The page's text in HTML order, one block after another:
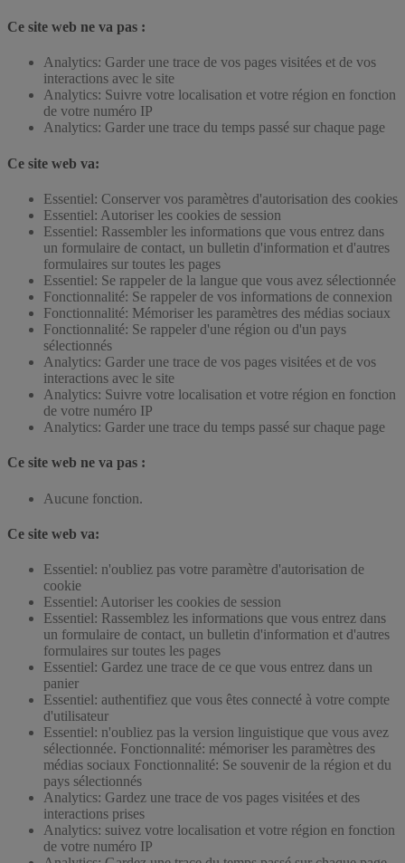
Ce site web ne va pas :
Analytics: Garder une trace de vos pages visitées et de vos
interactions avec le site
Analytics: Suivre votre localisation et votre région en fonction
de votre numéro IP
Analytics: Garder une trace du temps passé sur chaque page
Ce site web va:
Essentiel: Conserver vos paramètres d'autorisation des cookies
Essentiel: Autoriser les cookies de session
Essentiel: Rassembler les informations que vous entrez dans
un formulaire de contact, un bulletin d'information et d'autres
formulaires sur toutes les pages
Essentiel: Se rappeler de la langue que vous avez sélectionnée
Fonctionnalité: Se rappeler de vos informations de connexion
Fonctionnalité: Mémoriser les paramètres des médias sociaux
Fonctionnalité: Se rappeler d'une région ou d'un pays
sélectionnés
Analytics: Garder une trace de vos pages visitées et de vos
interactions avec le site
Analytics: Suivre votre localisation et votre région en fonction
de votre numéro IP
Analytics: Garder une trace du temps passé sur chaque page
Ce site web ne va pas :
Aucune fonction.
Ce site web va:
Essentiel: n'oubliez pas votre paramètre d'autorisation de
cookie
Essentiel: Autoriser les cookies de session
Essentiel: Rassemblez les informations que vous entrez dans
un formulaire de contact, un bulletin d'information et d'autres
formulaires sur toutes les pages
Essentiel: Gardez une trace de ce que vous entrez dans un
panier
Essentiel: authentifiez que vous êtes connecté à votre compte
d'utilisateur
Essentiel: n'oubliez pas la version linguistique que vous avez
sélectionnée. Fonctionnalité: mémoriser les paramètres des
médias sociaux Fonctionnalité: Se souvenir de la région et du
pays sélectionnés
Analytics: Gardez une trace de vos pages visitées et des
interactions prises
Analytics: suivez votre localisation et votre région en fonction
de votre numéro IP